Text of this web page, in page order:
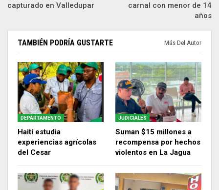
capturado en Valledupar
carnal con menor de 14
años
TAMBIÉN PODRÍA GUSTARTE Más Del Autor
DEPARTAMENTO
Haití estudia
experiencias agrícolas
del Cesar
JUDICIALES
Suman $15 millones a
recompensa por hechos
violentos en La Jagua